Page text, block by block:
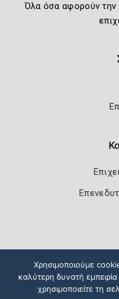
Όλα όσα αφορούν την
Χρησιμοποιούμε
καλύτερη δυνατή
χρησιμοποιείτε τη